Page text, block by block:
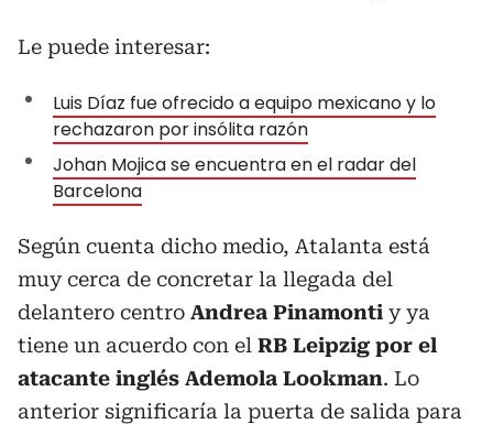
Le puede interesar:
Luis Díaz fue ofrecido a equipo mexicano y lo
rechazaron por insólita razón
Johan Mojica se encuentra en el radar del
Barcelona
Según cuenta dicho medio, Atalanta está
muy cerca de concretar la llegada del
delantero centro Andrea Pinamonti y ya
tiene un acuerdo con el RB Leipzig por el
atacante inglés Ademola Lookman. Lo
anterior significaría la puerta de salida para